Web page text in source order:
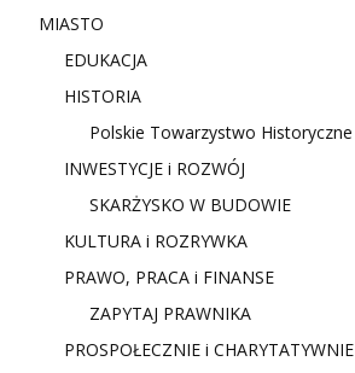
MIASTO
EDUKACJA
HISTORIA
Polskie Towarzystwo Historyczne
INWESTYCJE i ROZWÓJ
SKARŻYSKO W BUDOWIE
KULTURA i ROZRYWKA
PRAWO, PRACA i FINANSE
ZAPYTAJ PRAWNIKA
PROSPOŁECZNIE i CHARYTATYWNIE